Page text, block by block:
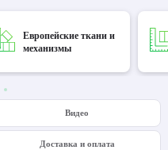
Европейские ткани и
механизмы
Видео
Доставка и оплата